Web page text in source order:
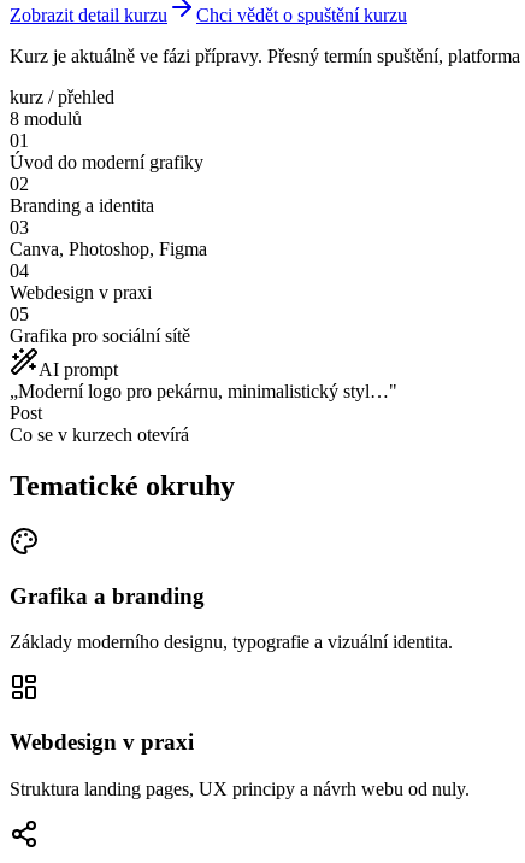
Zobrazit detail kurzu
Chci vědět o spuštění kurzu
Kurz je aktuálně ve fázi přípravy. Přesný termín spuštění,
kurz / přehled
8 modulů
01
Úvod do moderní grafiky
02
Branding a identita
03
Canva, Photoshop, Figma
04
Webdesign v praxi
05
Grafika pro sociální sítě
AI prompt
„Moderní logo pro pekárnu, minimalistický styl…"
Post
Co se v kurzech otevírá
Tematické okruhy
Grafika a branding
Základy moderního designu, typografie a vizuální identita.
Webdesign v praxi
Struktura landing pages, UX principy a návrh webu od nuly.